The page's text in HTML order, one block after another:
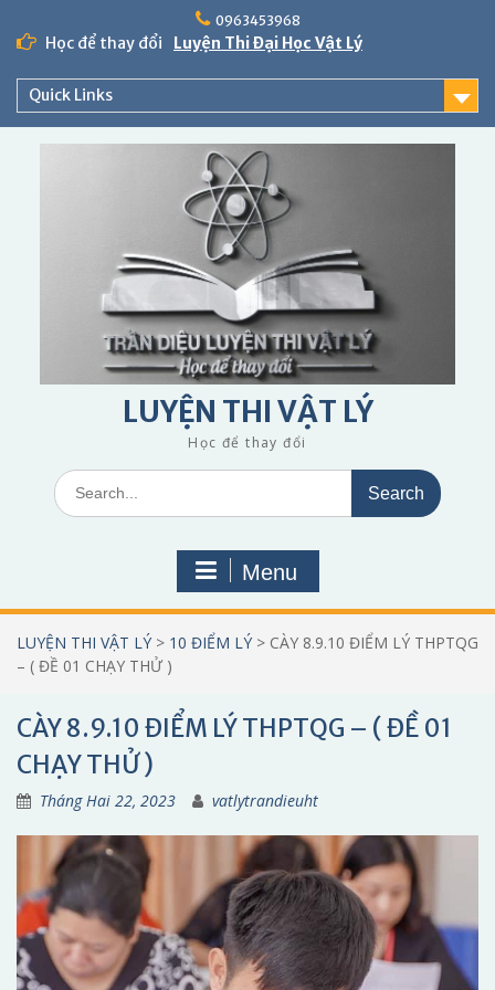
content
0963453968
Học để thay đổi Luyện Thi Đại Học Vật Lý
Quick Links
LUYỆN THI VẬT LÝ
Học để thay đổi
Search
for:
Menu
LUYỆN THI VẬT LÝ > 10 ĐIỂM LÝ > CÀY 8.9.10 ĐIỂM LÝ THPTQG
– ( ĐỀ 01 CHẠY THỬ )
CÀY 8.9.10 ĐIỂM LÝ THPTQG – ( ĐỀ 01
CHẠY THỬ )
Tháng Hai 22, 2023 vatlytrandieuht